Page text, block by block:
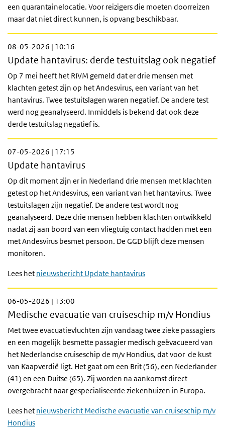
een quarantainelocatie. Voor reizigers die moeten doorreizen
maar dat niet direct kunnen, is opvang beschikbaar.
08-05-2026 | 10:16
Update hantavirus: derde testuitslag ook negatief
Op 7 mei heeft het RIVM gemeld dat er drie mensen met
klachten getest zijn op het Andesvirus, een variant van het
hantavirus. Twee testuitslagen waren negatief. De andere test
werd nog geanalyseerd. Inmiddels is bekend dat ook deze
derde testuitslag negatief is.
07-05-2026 | 17:15
Update hantavirus
Op dit moment zijn er in Nederland drie mensen met klachten
getest op het Andesvirus, een variant van het hantavirus. Twee
testuitslagen zijn negatief. De andere test wordt nog
geanalyseerd. Deze drie mensen hebben klachten ontwikkeld
nadat zij aan boord van een vliegtuig contact hadden met een
met Andesvirus besmet persoon. De GGD blijft deze mensen
monitoren.
Lees het nieuwsbericht Update hantavirus
06-05-2026 | 13:00
Medische evacuatie van cruiseschip m/v Hondius
Met twee evacuatievluchten zijn vandaag twee zieke passagiers
en een mogelijk besmette passagier medisch geëvacueerd van
het Nederlandse cruiseschip de m/v Hondius, dat voor de kust
van Kaapverdië ligt. Het gaat om een Brit (56), een Nederlander
(41) en een Duitse (65). Zij worden na aankomst direct
overgebracht naar gespecialiseerde ziekenhuizen in Europa.
Lees het nieuwsbericht Medische evacuatie van cruiseschip m/v
Hondius